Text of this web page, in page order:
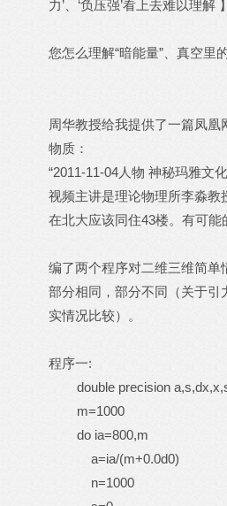
力’、‘负压强’看上去难以理解 】
您怎么理解“暗能量”、真空里的
周华教授给我提供了一篇凤凰
物质：
“2011-11-04人物 神秘玛雅文
视频主讲是理论物理所李淼教
在北大应该同住43楼。有可能
编了两个程序对二维三维简单
部分相同，部分不同（关于引
实情况比较）。
程序一:
double precision
m=1000
do ia=800,m
a=ia/(m+0.0d0)
n=1000